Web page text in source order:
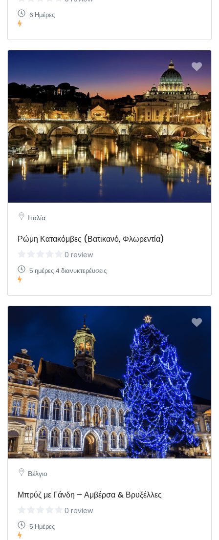
6 Ημέρες
Ιταλία
Ρώμη Κατακόμβες (Βατικανό, Φλωρεντία)
0 review
5 ημέρες 4 διανυκτερέυσεις
Βέλγιο
Μπρύζ με Γάνδη – Αμβέρσα & Βρυξέλλες
0 review
5 Ημέρες